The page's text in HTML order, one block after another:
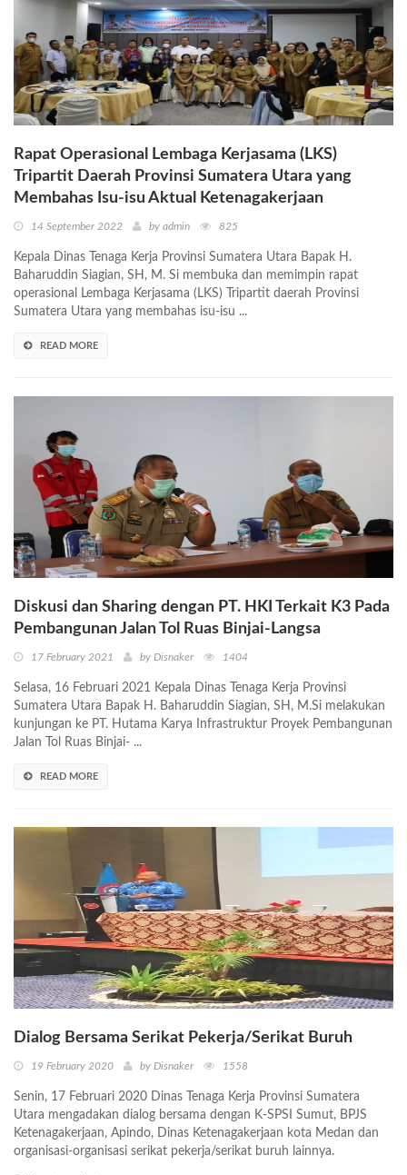
Rapat Operasional Lembaga Kerjasama (LKS)
Tripartit Daerah Provinsi Sumatera Utara yang
Membahas Isu-isu Aktual Ketenagakerjaan
14 September 2022 by admin 825
Kepala Dinas Tenaga Kerja Provinsi Sumatera Utara Bapak H.
Baharuddin Siagian, SH, M. Si membuka dan memimpin rapat
operasional Lembaga Kerjasama (LKS) Tripartit daerah Provinsi
Sumatera Utara yang membahas isu-isu ...
READ MORE
Diskusi dan Sharing dengan PT. HKI Terkait K3 Pada
Pembangunan Jalan Tol Ruas Binjai-Langsa
17 February 2021 by Disnaker 1404
Selasa, 16 Februari 2021 Kepala Dinas Tenaga Kerja Provinsi
Sumatera Utara Bapak H. Baharuddin Siagian, SH, M.Si melakukan
kunjungan ke PT. Hutama Karya Infrastruktur Proyek Pembangunan
Jalan Tol Ruas Binjai- ...
READ MORE
Dialog Bersama Serikat Pekerja/Serikat Buruh
19 February 2020 by Disnaker 1558
Senin, 17 Februari 2020 Dinas Tenaga Kerja Provinsi Sumatera
Utara mengadakan dialog bersama dengan K-SPSI Sumut, BPJS
Ketenagakerjaan, Apindo, Dinas Ketenagakerjaan kota Medan dan
organisasi-organisasi serikat pekerja/serikat buruh lainnya.